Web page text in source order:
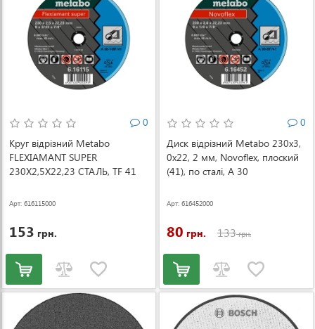
0
Круг відрізний Metabo
FLEXIAMANT SUPER
230X2,5X22,23 СТАЛЬ, TF 41
Арт: 616115000
153 грн.
0
Диск відрізний Metabo 230x3,
0х22, 2 мм, Novoflex, плоский
(41), по сталі, A 30
Арт: 616452000
80 грн. 133грн.